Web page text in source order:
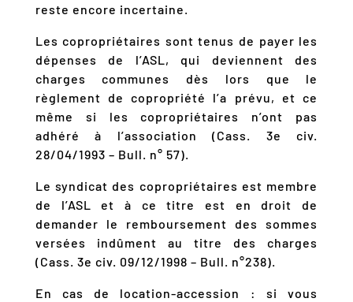
reste encore incertaine.
Les copropriétaires sont tenus de payer les
dépenses de l’ASL, qui deviennent des
charges communes dès lors que le
règlement de copropriété l’a prévu, et ce
même si les copropriétaires n’ont pas
adhéré à l’association (Cass. 3e civ.
28/04/1993 – Bull. n° 57).
Le syndicat des copropriétaires est membre
de l’ASL et à ce titre est en droit de
demander le remboursement des sommes
versées indûment au titre des charges
(Cass. 3e civ. 09/12/1998 – Bull. n°238).
En cas de location-accession : si vous